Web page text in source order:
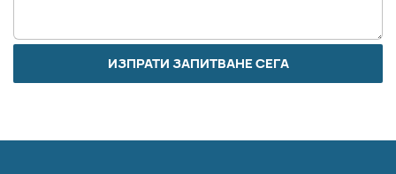
ИЗПРАТИ ЗАПИТВАНЕ СЕГА